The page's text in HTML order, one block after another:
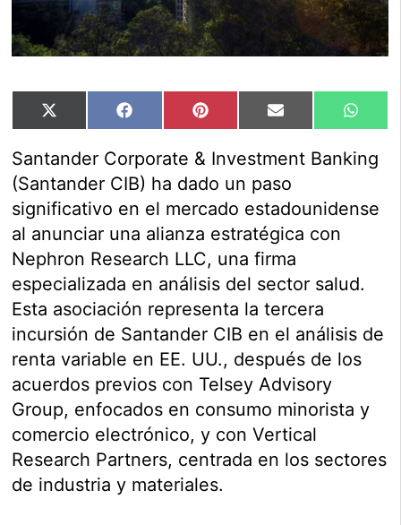
Compartir
en
X
(Twitter)
Compartir
en
Facebook Compartir
en
Pinterest Compartir
en
Email
en
Santander Corporate & Investment Banking
(Santander CIB) ha dado un paso
significativo en el mercado estadounidense
al anunciar una alianza estratégica con
Nephron Research LLC, una firma
especializada en análisis del sector salud.
Esta asociación representa la tercera
incursión de Santander CIB en el análisis de
renta variable en EE. UU., después de los
acuerdos previos con Telsey Advisory
Group, enfocados en consumo minorista y
comercio electrónico, y con Vertical
Research Partners, centrada en los sectores
de industria y materiales.